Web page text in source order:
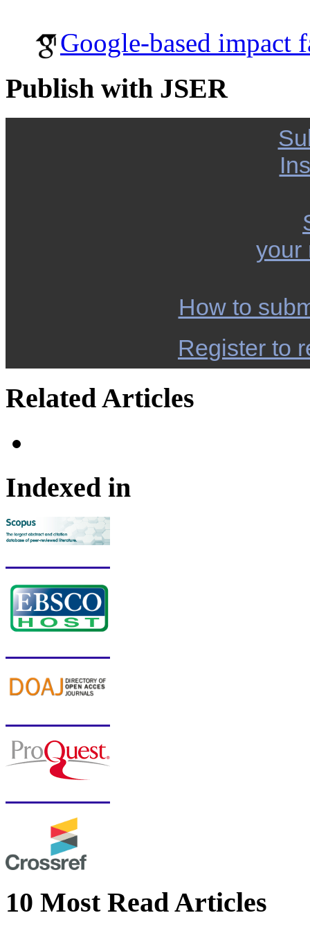
Google-based impact
Publish with JSER
your
How to
Register to
Related Articles
Indexed in
10 Most Read Articles